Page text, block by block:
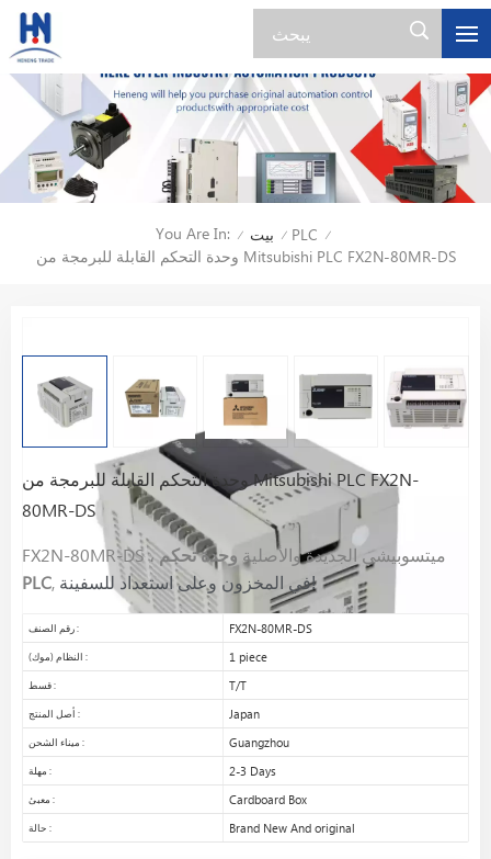
You Are In: / بيت / PLC /
وحدة التحكم القابلة للبرمجة من Mitsubishi PLC FX2N-80MR-DS
وحدة التحكم القابلة للبرمجة من Mitsubishi PLC FX2N-
80MR-DS
FX2N-80MR-DS ، ميتسوبيشي الجديدة والأصلية وحدة تحكم
PLC, في المخزون وعلى استعداد للسفينة!
رقم الصنف : FX2N-80MR-DS
النظام (موك) : 1 piece
قسط : T/T
أصل المنتج : Japan
ميناء الشحن : Guangzhou
مهلة : 2-3 Days
معبئ : Cardboard Box
حالة : Brand New And original